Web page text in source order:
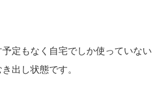
定もなく自宅でしか使っていない
出し状態です。